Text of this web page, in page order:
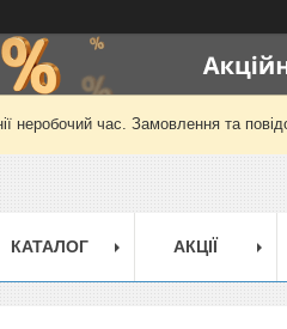
неробочий час. Замовлення та
КАТАЛОГ АКЦІЇ